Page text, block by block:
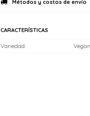
Métodos y costos de envío
CARACTERÍSTICAS
Variedad